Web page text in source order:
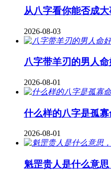
从八字看你能否成大
2026-08-03
八字带羊刃的男人
2026-08-01
什么样的八字是孤
2026-08-01
魁罡贵人是什么意